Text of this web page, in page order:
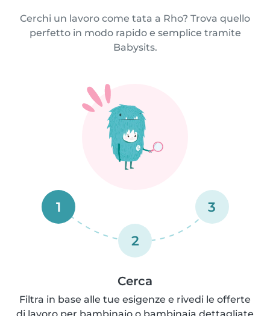
Cerchi un lavoro come tata a Rho? Trova quello
perfetto in modo rapido e semplice tramite
Babysits.
1
2
3
Cerca
Filtra in base alle tue esigenze e rivedi le offerte